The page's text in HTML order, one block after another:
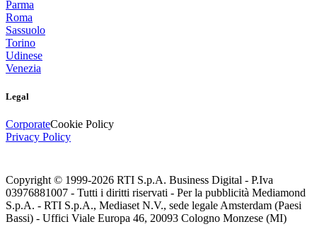
Parma
Roma
Sassuolo
Torino
Udinese
Venezia
Legal
CorporateCookie Policy
Privacy Policy
Copyright © 1999-2026 RTI S.p.A. Business Digital - P.Iva
03976881007 - Tutti i diritti riservati - Per la pubblicità Mediamond
S.p.A. - RTI S.p.A., Mediaset N.V., sede legale Amsterdam (Paesi
Bassi) - Uffici Viale Europa 46, 20093 Cologno Monzese (MI)